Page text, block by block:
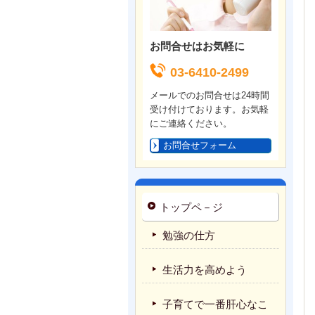
お問合せはお気軽に
03-6410-2499
メールでのお問合せは24時間
受け付けております。お気軽
にご連絡ください。
お問合せフォーム
トップペ－ジ
勉強の仕方
生活力を高めよう
子育てで一番肝心なこ